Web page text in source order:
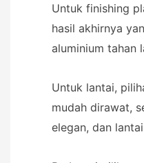
Untuk finishing
hasil akhirnya
aluminium tahan
Untuk lantai,
mudah dirawat,
elegan, dan